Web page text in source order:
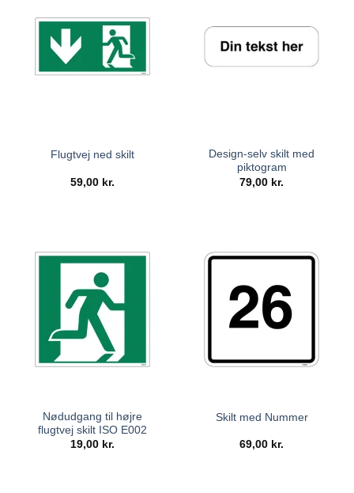
Flugtvej ned skilt
59,00 kr.
Design-selv skilt med
piktogram
79,00 kr.
Nødudgang til højre
flugtvej skilt ISO E002
19,00 kr.
Skilt med Nummer
69,00 kr.